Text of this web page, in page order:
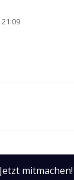
21:09
Jetzt mitmachen!